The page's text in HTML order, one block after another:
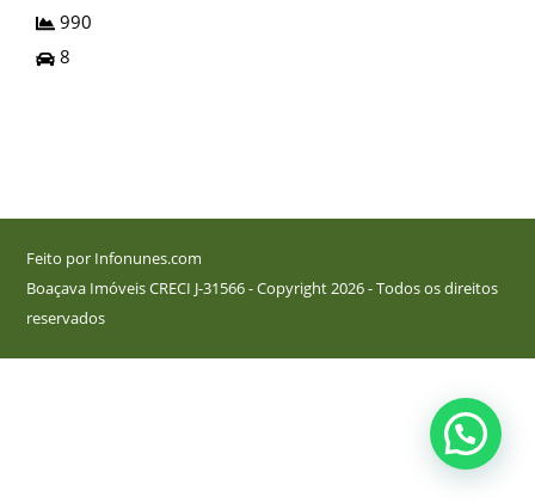
990
8
Feito por Infonunes.com
Boaçava Imóveis CRECI J-31566 - Copyright 2026 - Todos os direitos
reservados